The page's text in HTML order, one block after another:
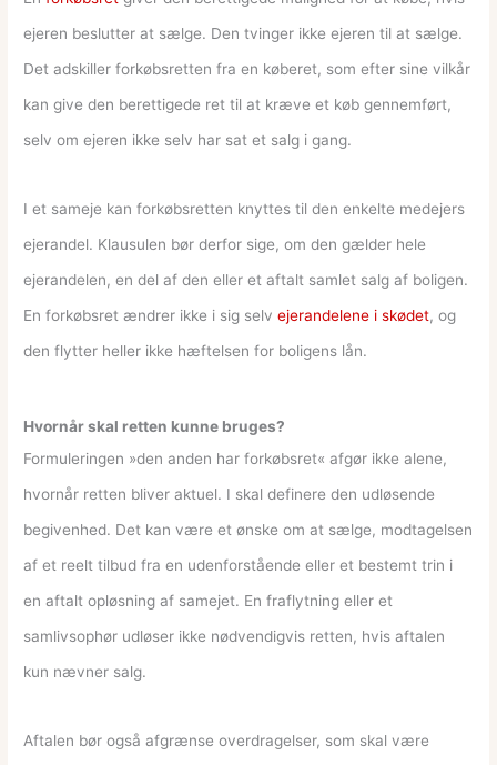
ejeren beslutter at sælge. Den tvinger ikke ejeren til at sælge.
Det adskiller forkøbsretten fra en køberet, som efter sine vilkår
kan give den berettigede ret til at kræve et køb gennemført,
selv om ejeren ikke selv har sat et salg i gang.
I et sameje kan forkøbsretten knyttes til den enkelte medejers
ejerandel. Klausulen bør derfor sige, om den gælder hele
ejerandelen, en del af den eller et aftalt samlet salg af boligen.
En forkøbsret ændrer ikke i sig selvejerandelene i skødet, og
den flytter heller ikke hæftelsen for boligens lån.
Hvornår skal retten kunne bruges?
Formuleringen »den anden har forkøbsret« afgør ikke alene,
hvornår retten bliver aktuel. I skal definere den udløsende
begivenhed. Det kan være et ønske om at sælge, modtagelsen
af et reelt tilbud fra en udenforstående eller et bestemt trin i
en aftalt opløsning af samejet. En fraflytning eller et
samlivsophør udløser ikke nødvendigvis retten, hvis aftalen
kun nævner salg.
Aftalen bør også afgrænse overdragelser, som skal være